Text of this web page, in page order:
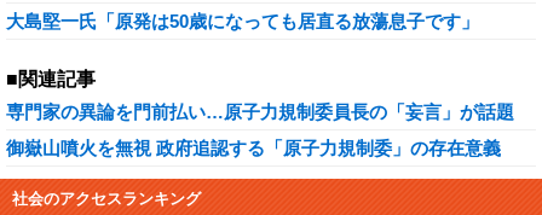
大島堅一氏「原発は50歳になっても居直る放蕩息子です」
■関連記事
専門家の異論を門前払い…原子力規制委員長の「妄言」が話題
御嶽山噴火を無視 政府追認する「原子力規制委」の存在意義
社会のアクセスランキング